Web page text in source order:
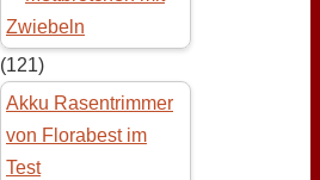
(121)
Akku Rasentrimmer
von Florabest im
Test